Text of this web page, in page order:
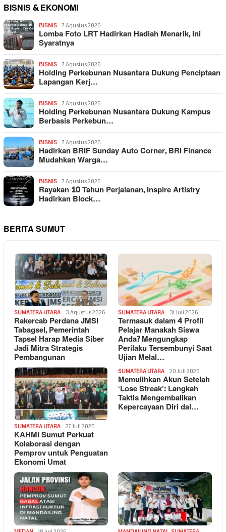
BISNIS & EKONOMI
BISNIS 7 Agustus 2026
Lomba Foto LRT Hadirkan Hadiah Menarik, Ini
Syaratnya
BISNIS 7 Agustus 2026
Holding Perkebunan Nusantara Dukung Penciptaan
Lapangan Kerj…
BISNIS 7 Agustus 2026
Holding Perkebunan Nusantara Dukung Kampus
Berbasis Perkebun…
BISNIS 7 Agustus 2026
Hadirkan BRIF Sunday Auto Corner, BRI Finance
Mudahkan Warga…
BISNIS 7 Agustus 2026
Rayakan 10 Tahun Perjalanan, Inspire Artistry
Hadirkan Block…
BERITA SUMUT
SUMATERA UTARA 3 Agustus 2026
Rakercab Perdana JMSI
Tabagsel, Pemerintah
Tapsel Harap Media Siber
Jadi Mitra Strategis
Pembangunan
SUMATERA UTARA 31 Juli 2026
Termasuk dalam 4 Profil
Pelajar Manakah Siswa
Anda? Mengungkap
Perilaku Tersembunyi Saat
Ujian Melal…
SUMATERA UTARA 27 Juli 2026
KAHMI Sumut Perkuat
Kolaborasi dengan
Pemprov untuk Penguatan
Ekonomi Umat
SUMATERA UTARA 20 Juli 2026
Memulihkan Akun Setelah
‘Lose Streak’: Langkah
Taktis Mengembalikan
Kepercayaan Diri dal…